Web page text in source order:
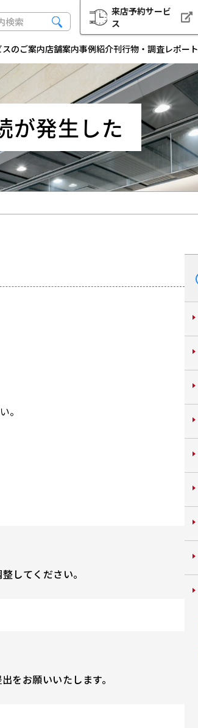
来店予約サービ
ス
のご案内店舗案内事例紹介刊行物・調査レポート
が発生した
。
してください。
をお願いいたします。